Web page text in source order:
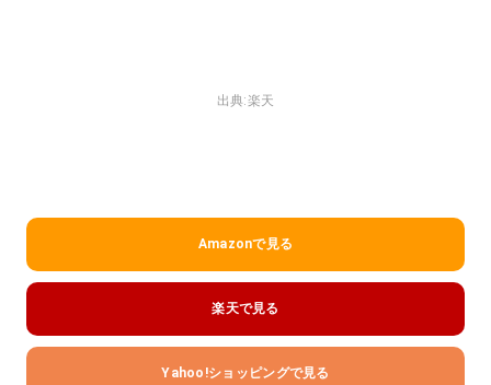
出典:楽天
Amazonで見る
楽天で見る
Yahoo!ショッピングで見る